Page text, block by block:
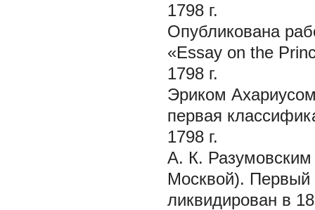
1798 г.
Опубликована
«Essay on the
1798 г.
Эриком
первая
1798 г.
А. К. Разумовским
Москвой). Первый
ликвидирован в